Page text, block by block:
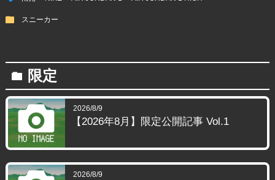
folder スニーカー
folder 限定
2026/8/9
【2026年8月】限定公開記事 Vol.1
2026/8/9